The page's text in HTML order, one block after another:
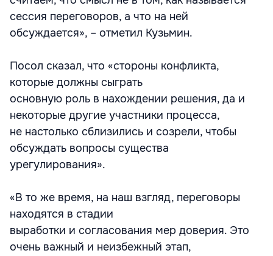
сессия переговоров, а что на ней
обсуждается», – отметил Кузьмин.
Посол сказал, что «стороны конфликта,
которые должны сыграть
основную роль в нахождении решения, да и
некоторые другие участники процесса,
не настолько сблизились и созрели, чтобы
обсуждать вопросы существа
урегулирования».
«В то же время, на наш взгляд, переговоры
находятся в стадии
выработки и согласования мер доверия. Это
очень важный и неизбежный этап,